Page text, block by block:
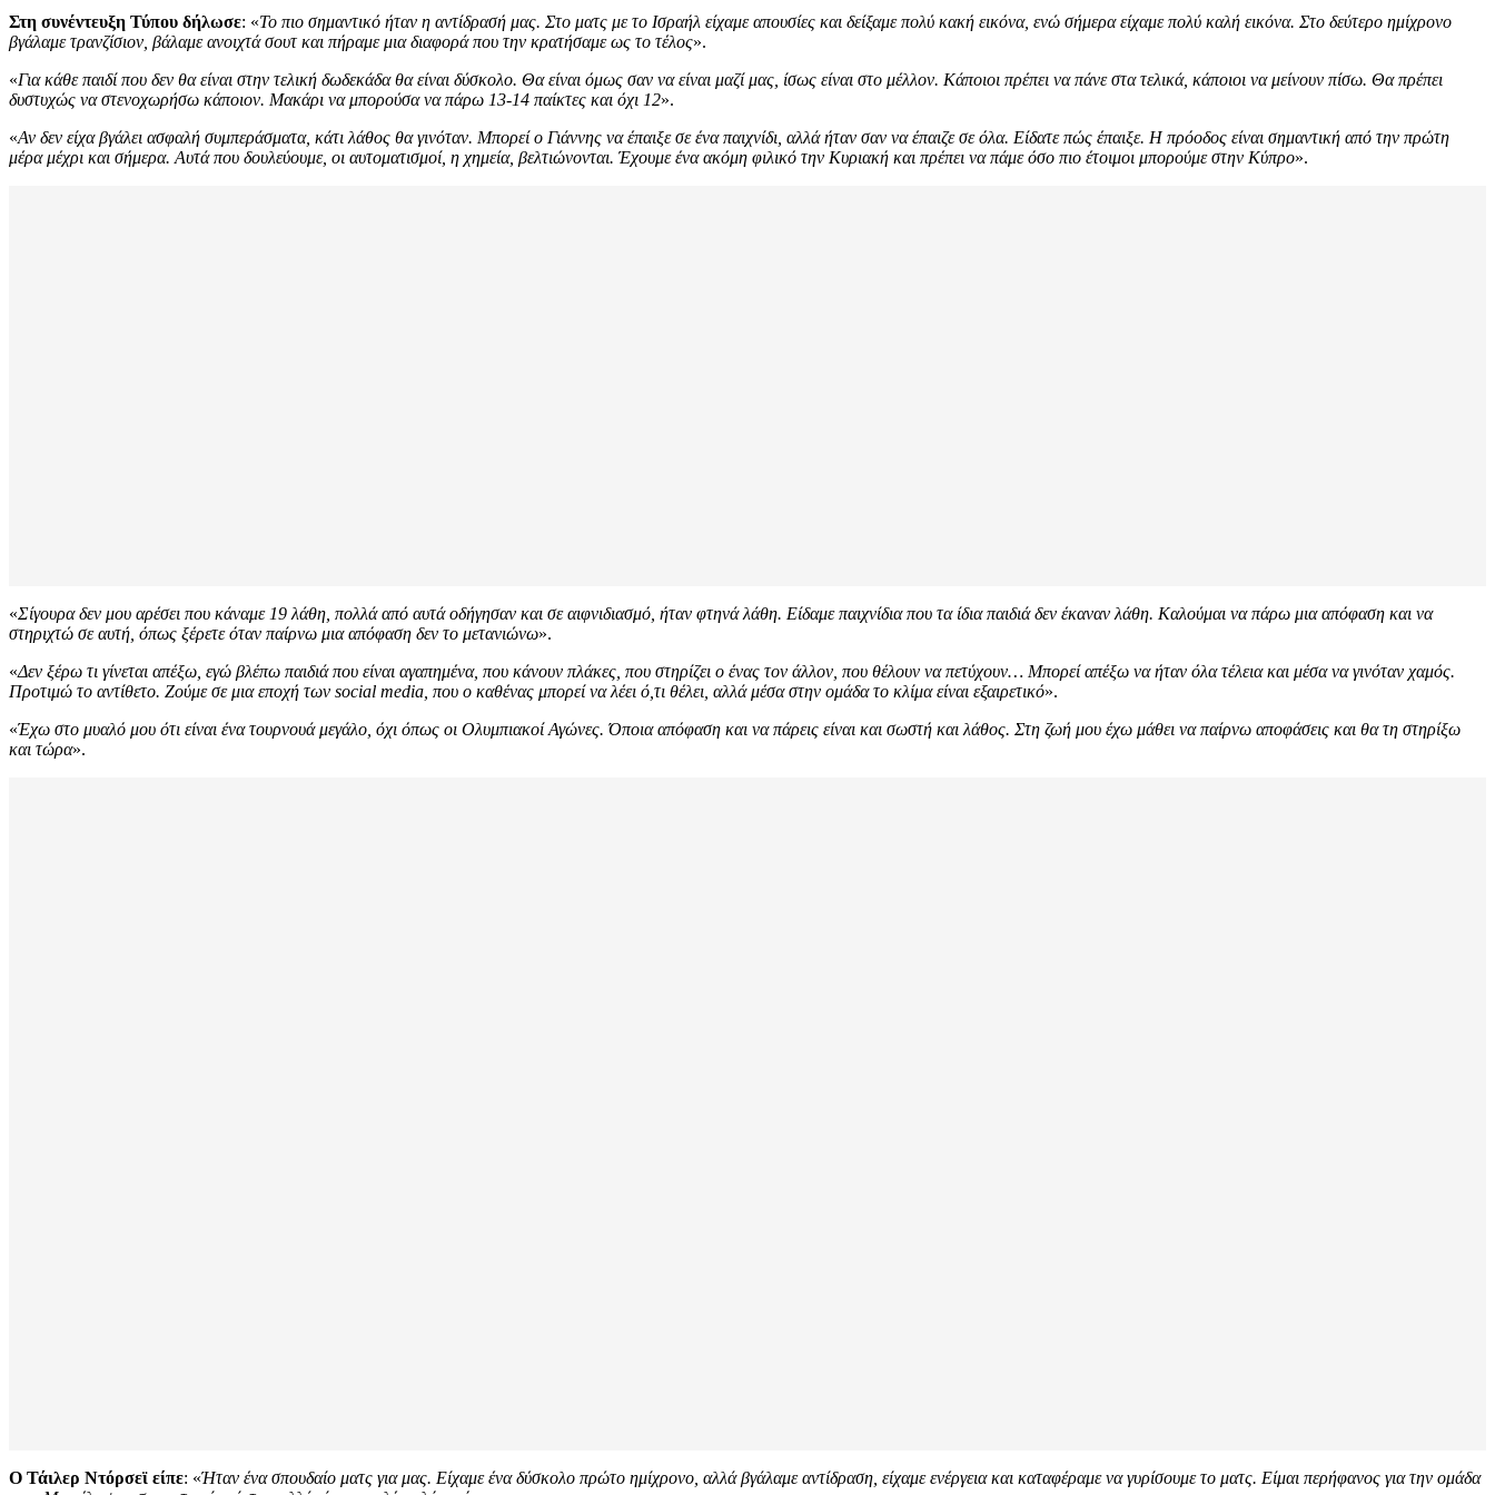
Στη συνέντευξη Τύπου δήλωσε: «Το πιο σημαντικό ήταν η αντίδρασή μας. Στο ματς με το Ισραήλ είχαμε απουσίες και δείξαμε πολύ κακή εικόνα, ενώ σήμερα είχαμε πολύ καλή εικόνα. Στο δεύτερο ημίχρονο
βγάλαμε τρανζίσιον, βάλαμε ανοιχτά σουτ και πήραμε μια διαφορά που την κρατήσαμε ως το τέλος».
«Για κάθε παιδί που δεν θα είναι στην τελική δωδεκάδα θα είναι δύσκολο. Θα είναι όμως σαν να είναι μαζί μας, ίσως είναι στο μέλλον. Κάποιοι πρέπει να πάνε στα τελικά, κάποιοι να μείνουν πίσω. Θα πρέπει
δυστυχώς να στενοχωρήσω κάποιον. Μακάρι να μπορούσα να πάρω 13-14 παίκτες και όχι 12».
«Αν δεν είχα βγάλει ασφαλή συμπεράσματα, κάτι λάθος θα γινόταν. Μπορεί ο Γιάννης να έπαιξε σε ένα παιχνίδι, αλλά ήταν σαν να έπαιζε σε όλα. Είδατε πώς έπαιξε. Η πρόοδος είναι σημαντική από την πρώτη
μέρα μέχρι και σήμερα. Αυτά που δουλεύουμε, οι αυτοματισμοί, η χημεία, βελτιώνονται. Έχουμε ένα ακόμη φιλικό την Κυριακή και πρέπει να πάμε όσο πιο έτοιμοι μπορούμε στην Κύπρο».
«Σίγουρα δεν μου αρέσει που κάναμε 19 λάθη, πολλά από αυτά οδήγησαν και σε αιφνιδιασμό, ήταν φτηνά λάθη. Είδαμε παιχνίδια που τα ίδια παιδιά δεν έκαναν λάθη. Καλούμαι να πάρω μια απόφαση και να
στηριχτώ σε αυτή, όπως ξέρετε όταν παίρνω μια απόφαση δεν το μετανιώνω».
«Δεν ξέρω τι γίνεται απέξω, εγώ βλέπω παιδιά που είναι αγαπημένα, που κάνουν πλάκες, που στηρίζει ο ένας τον άλλον, που θέλουν να πετύχουν… Μπορεί απέξω να ήταν όλα τέλεια και μέσα να γινόταν χαμός.
Προτιμώ το αντίθετο. Ζούμε σε μια εποχή των social media, που ο καθένας μπορεί να λέει ό,τι θέλει, αλλά μέσα στην ομάδα το κλίμα είναι εξαιρετικό».
«Έχω στο μυαλό μου ότι είναι ένα τουρνουά μεγάλο, όχι όπως οι Ολυμπιακοί Αγώνες. Όποια απόφαση και να πάρεις είναι και σωστή και λάθος. Στη ζωή μου έχω μάθει να παίρνω αποφάσεις και θα τη στηρίξω
και τώρα».
O Τάιλερ Ντόρσεϊ είπε: «Ήταν ένα σπουδαίο ματς για μας. Είχαμε ένα δύσκολο πρώτο ημίχρονο, αλλά βγάλαμε αντίδραση, είχαμε ενέργεια και καταφέραμε να γυρίσουμε το ματς. Είμαι περήφανος για την ομάδα